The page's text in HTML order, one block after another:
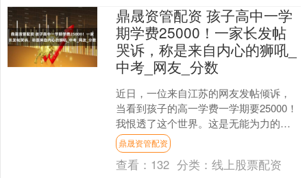
鼎晟资管配资 孩子高中一学
期学费25000！一家长发帖
哭诉，称是来自内心的狮吼_
中考_网友_分数
近日，一位来自江苏的网友发帖倾诉，
当看到孩子的高一学费一学期要25000！
我恨透了这个世界。这是无能为力的父
母发自内心的狮吼。私立就这样，你能
恨谁？ 网友：说句....
鼎晟资管配资
查看： 132 分类：线上股票配资